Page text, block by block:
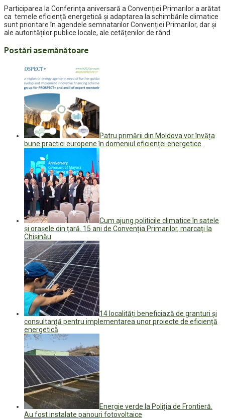
Participarea la Conferința aniversară a Convenției Primarilor a arătat
ca temele eficiență energetică și adaptarea la schimbările climatice
sunt prioritare în agendele semnatarilor Convenției Primarilor, dar și
ale autorităților publice locale, ale cetățenilor de rând.
Postări asemănătoare
Patru primării din Moldova vor învăța
bune practici europene în domeniul eficienței energetice
Cum ajung politicile climatice în satele
și orașele din țară. 15 ani de Convenția Primarilor, marcați la
Chișinău
14 localități beneficiază de granturi și
consultanță pentru implementarea unor proiecte de eficiență
energetică
Energie verde la Poliția de Frontieră.
Au fost instalate panouri fotovoltaice